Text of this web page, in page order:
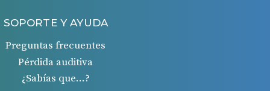
SOPORTE Y AYUDA
Preguntas frecuentes
Pérdida auditiva
¿Sabías que…?